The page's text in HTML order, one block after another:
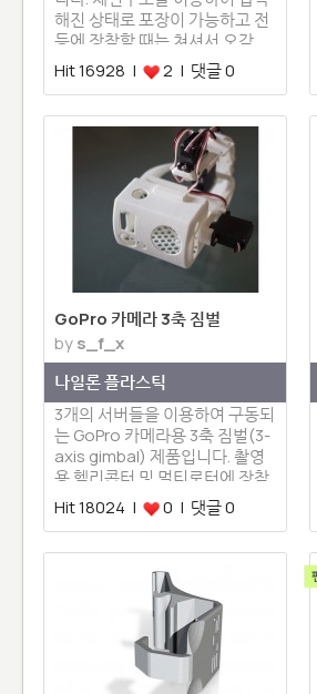
해진 상태로 포장이 가능하고 전
등에 장착할 때는 쳐셔서 오각…
Hit 16928 |
2 | 댓글 0
GoPro 카메라 3축 짐벌
bys_f_x
나일론 플라스틱
3개의 서버들을 이용하여 구동되
는 GoPro 카메라용 3축 짐벌(3-
axis gimbal) 제품입니다. 촬영
용 헬리콥터 및 멀티로터에 장착
할 수 …
Hit 18024 | 0 | 댓글 0